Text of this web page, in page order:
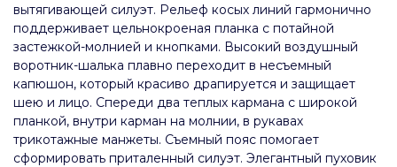
вытягивающей силуэт. Рельеф косых линий гармонично
поддерживает цельнокроеная планка с потайной
застежкой-молнией и кнопками. Высокий воздушный
воротник-шалька плавно переходит в несъемный
капюшон, который красиво драпируется и защищает
шею и лицо. Спереди два теплых кармана с широкой
планкой, внутри карман на молнии, в рукавах
трикотажные манжеты. Съемный пояс помогает
сформировать приталенный силуэт. Элегантный пуховик